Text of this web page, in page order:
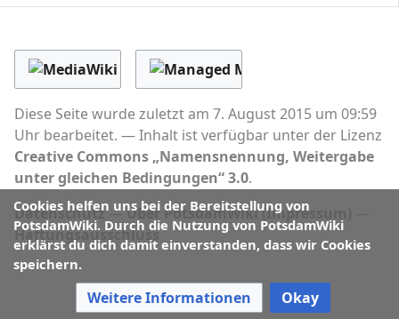
Cookies helfen uns bei der Bereitstellung von
PotsdamWiki. Durch die Nutzung von PotsdamWiki
erklärst du dich damit einverstanden, dass wir Cookies
speichern.
Weitere Informationen Okay
Diese Seite wurde zuletzt am 7. August 2015 um 09:59
Uhr bearbeitet.
Inhalt ist verfügbar unter der Lizenz
Creative Commons „Namensnennung, Weitergabe
unter gleichen Bedingungen“ 3.0.
Datenschutz
Über PotsdamWiki (Impressum)
Haftungsausschluss